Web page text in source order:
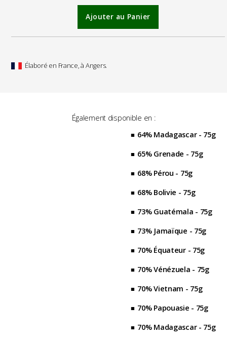
Ajouter au Panier
Élaboré en France, à Angers.
Également disponible en :
64% Madagascar - 75g
65% Grenade - 75g
68% Pérou - 75g
68% Bolivie - 75g
73% Guatémala - 75g
73% Jamaïque - 75g
70% Équateur - 75g
70% Vénézuela - 75g
70% Vietnam - 75g
70% Papouasie - 75g
70% Madagascar - 75g